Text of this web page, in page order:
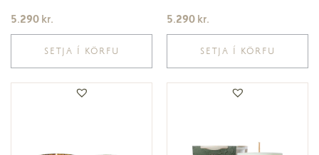
5.290 kr.
SETJA Í KÖRFU
5.290 kr.
SETJA Í KÖRFU